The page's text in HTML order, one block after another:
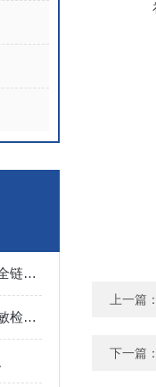
Millipore发光液的制备工艺：全链路质控保障检测性能稳定
Millipore发光液：多场景高灵敏检测的核心试剂支撑
上一篇
下一篇